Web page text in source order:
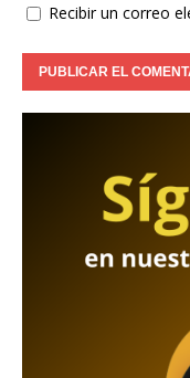
Recibir un correo